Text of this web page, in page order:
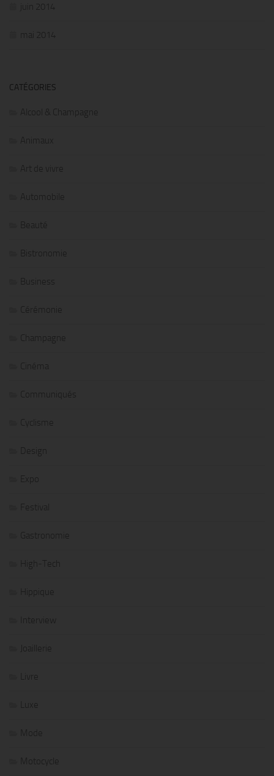
juin 2014
mai 2014
CATÉGORIES
Alcool & Champagne
Animaux
Art de vivre
Automobile
Beauté
Bistronomie
Business
Cérémonie
Champagne
Cinéma
Communiqués
Cyclisme
Design
Expo
Festival
Gastronomie
High-Tech
Hippique
Interview
Joaillerie
Livre
Luxe
Mode
Motocycle